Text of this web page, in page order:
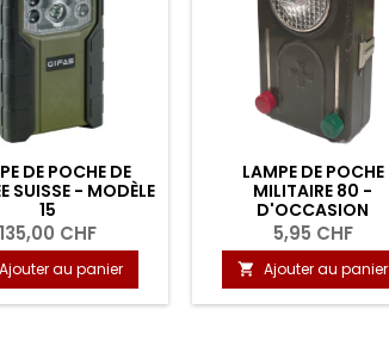
DE POCHE DE
SUISSE - MODÈLE
15
135,00 CHF
Ajouter au panier
LAMPE DE POCHE
MILITAIRE 80 -
D'OCCASION
5,95 CHF
 Ajouter au panier